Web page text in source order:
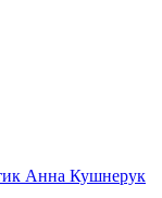
Анна Кушнерук